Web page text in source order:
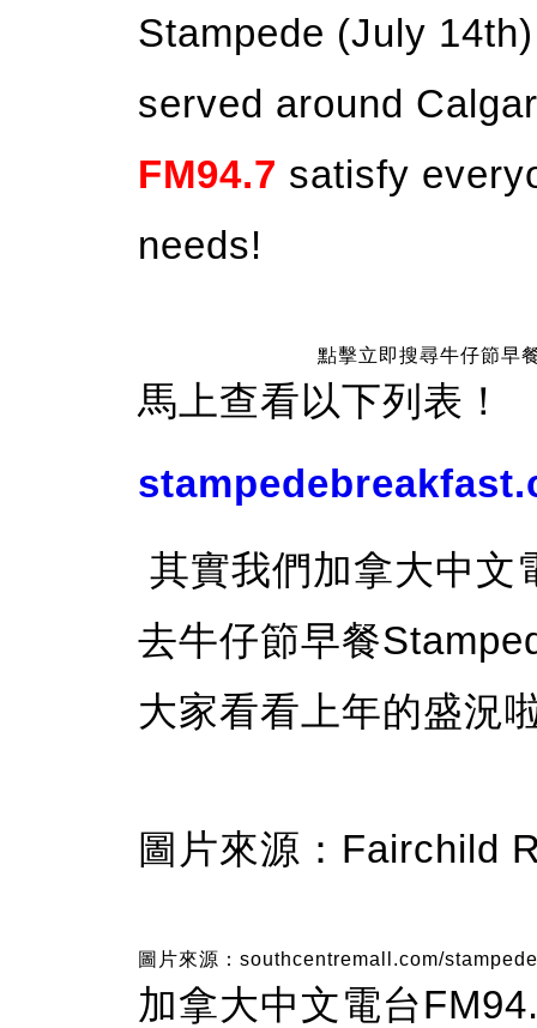
Stampede (July
served around
FM94.7 satisfy
needs!
點擊立即搜尋牛仔節早
馬上查看以下列表！
其實我們加拿大中文
去牛仔節早餐
大家看看上年的盛況
圖片來源：Fairchild
圖片來源：southcentremall.com/
加拿大中文電台